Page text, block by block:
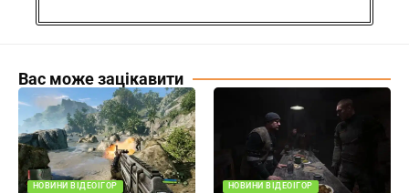
Вас може зацікавити
НОВИНИ ВІДЕОІГОР НОВИНИ ВІДЕОІГОР